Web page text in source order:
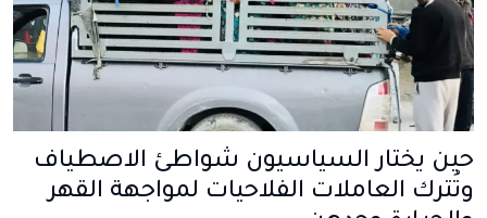
حين يختار السياسيون شواطئ الاصطياف
وتُترك العاملات الفلاحيات لمواجهة القهر